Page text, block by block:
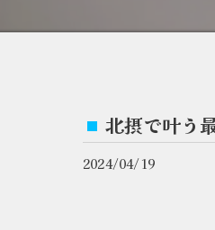
北摂で叶う
2024/04/19